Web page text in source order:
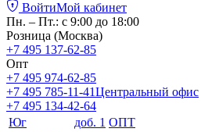
ВойтиМой кабинет
Пн. – Пт.: с 9:00 до 18:00
Розница (Москва)
+7 495 137-62-85
Опт
+7 495 974-62-85
+7 495 785-11-41Центральный офис
+7 495 134-42-64
Юг
доб. 1 ОПТ